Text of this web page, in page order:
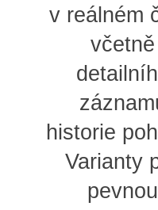
v reálném
včetně
historie
Varianty
pevnou